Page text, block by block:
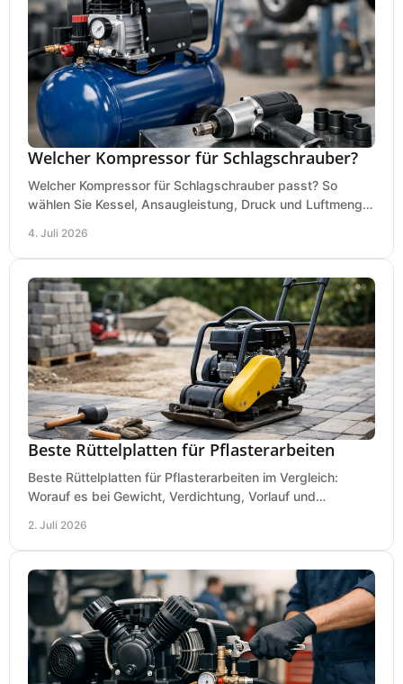
Welcher Kompressor für Schlagschrauber?
Welcher Kompressor für Schlagschrauber passt? So
wählen Sie Kessel, Ansaugleistung, Druck und Luftmenge
4. Juli 2026
Beste Rüttelplatten für Pflasterarbeiten
Beste Rüttelplatten für Pflasterarbeiten im Vergleich:
Worauf es bei Gewicht, Verdichtung, Vorlauf und
2. Juli 2026